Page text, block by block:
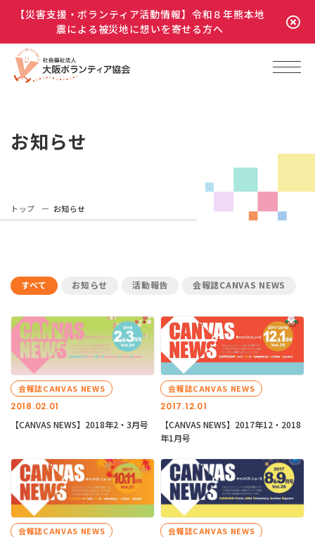
【災害支援・ボランティア活動情報】令和８年熊本地
震による被災地に想いを寄せる方へ
お知らせ
トップ お知らせ
すべて お知らせ 活動報告 会報誌CANVAS NEWS
2018.02.01
会報誌CANVAS NEWS
【CANVAS NEWS】2018年2・3月号
2017.12.01
会報誌CANVAS NEWS
【CANVAS NEWS】2017年12・2018
年1月号
会報誌CANVAS NEWS 会報誌CANVAS NEWS